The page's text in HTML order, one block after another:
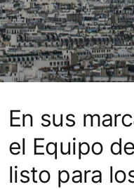
En sus
el Equipo
listo para